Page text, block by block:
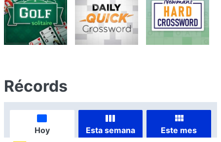
Récords
Hoy Esta semana Este mes